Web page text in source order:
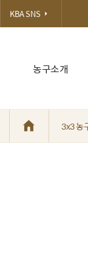
농구소개
KBA SNS
3x3 농